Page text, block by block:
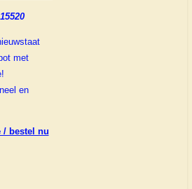
met
en
/ bestel nu